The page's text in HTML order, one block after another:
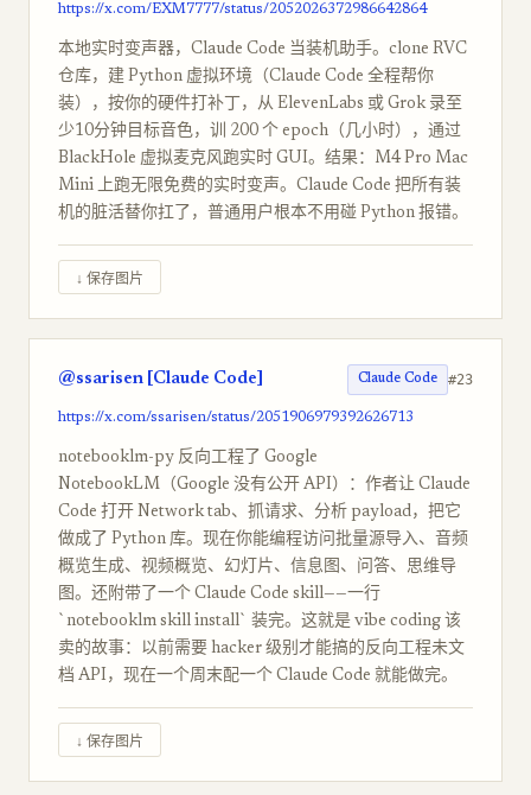
https://x.com/EXM7777/status/2052026372986642864
本地实时变声器，Claude Code 当装机助手。clone RVC
仓库，建 Python 虚拟环境（Claude Code 全程帮你
装），按你的硬件打补丁，从 ElevenLabs 或 Grok 录至
少10分钟目标音色，训 200 个 epoch（几小时），通过
BlackHole 虚拟麦克风跑实时 GUI。结果：M4 Pro Mac
Mini 上跑无限免费的实时变声。Claude Code 把所有装
机的脏活替你扛了，普通用户根本不用碰 Python 报错。
↓ 保存图片
@ssarisen [Claude Code] Claude Code #23
https://x.com/ssarisen/status/2051906979392626713
notebooklm-py 反向工程了 Google
NotebookLM（Google 没有公开 API）：作者让 Claude
Code 打开 Network tab、抓请求、分析 payload，把它
做成了 Python 库。现在你能编程访问批量源导入、音频
概览生成、视频概览、幻灯片、信息图、问答、思维导
图。还附带了一个 Claude Code skill——一行
`notebooklm skill install` 装完。这就是 vibe coding 该
卖的故事：以前需要 hacker 级别才能搞的反向工程未文
档 API，现在一个周末配一个 Claude Code 就能做完。
↓ 保存图片